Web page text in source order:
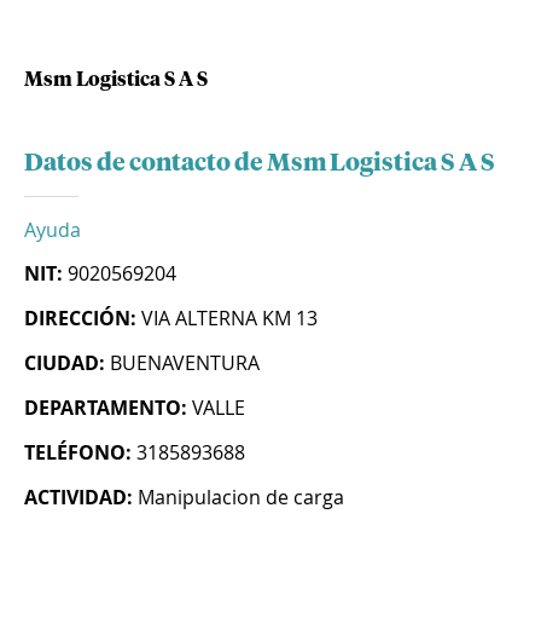
Msm Logistica S A S
Datos de contacto de Msm Logistica S A S
Ayuda
NIT: 9020569204
DIRECCIÓN: VIA ALTERNA KM 13
CIUDAD: BUENAVENTURA
DEPARTAMENTO: VALLE
TELÉFONO: 3185893688
ACTIVIDAD: Manipulacion de carga